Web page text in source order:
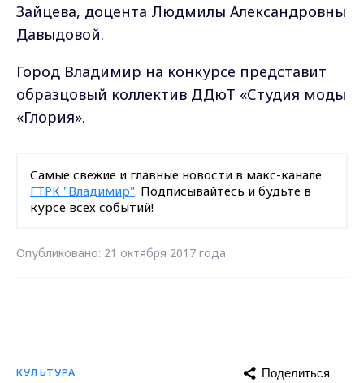
Зайцева, доцента Людмилы Александровны
Давыдовой.
Город Владимир на конкурсе представит
образцовый коллектив ДДюТ «Студия моды
«Глория».
Самые свежие и главные новости в макс-канале
ГТРК "Владимир". Подписывайтесь и будьте в
курсе всех событий!
Опубликовано: 21 октября 2017 года
КУЛЬТУРА Поделиться